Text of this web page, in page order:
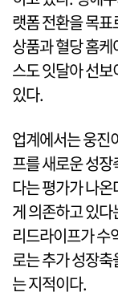
랫폼 전환을 목
상품과 혈당 홈
스도 잇달아 선
있다.
업계에서는 웅진
프를 새로운 성
다는 평가가 나
게 의존하고 있
리드라이프가 수
로는 추가 성장
는 지적이다.